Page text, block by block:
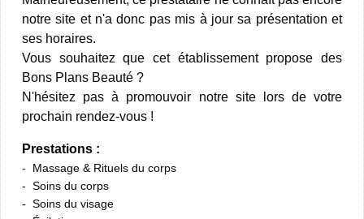
notre site et n'a donc pas mis à jour sa présentation et
ses horaires.
Vous souhaitez que cet établissement propose des
Bons Plans Beauté ?
N'hésitez pas à promouvoir notre site lors de votre
prochain rendez-vous !
Prestations :
Massage & Rituels du corps
Soins du corps
Soins du visage